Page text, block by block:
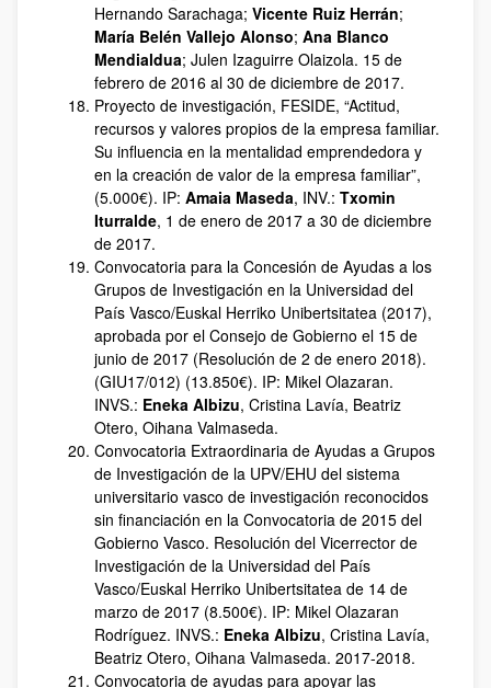
Hernando Sarachaga; Vicente Ruiz Herrán;
María Belén Vallejo Alonso; Ana Blanco
Mendialdua; Julen Izaguirre Olaizola. 15 de
febrero de 2016 al 30 de diciembre de 2017.
Proyecto de investigación, FESIDE, “Actitud,
recursos y valores propios de la empresa familiar.
Su influencia en la mentalidad emprendedora y
en la creación de valor de la empresa familiar”,
(5.000€). IP: Amaia Maseda, INV.: Txomin
Iturralde, 1 de enero de 2017 a 30 de diciembre
de 2017.
Convocatoria para la Concesión de Ayudas a los
Grupos de Investigación en la Universidad del
País Vasco/Euskal Herriko Unibertsitatea (2017),
aprobada por el Consejo de Gobierno el 15 de
junio de 2017 (Resolución de 2 de enero 2018).
(GIU17/012) (13.850€). IP: Mikel Olazaran.
INVS.: Eneka Albizu, Cristina Lavía, Beatriz
Otero, Oihana Valmaseda.
Convocatoria Extraordinaria de Ayudas a Grupos
de Investigación de la UPV/EHU del sistema
universitario vasco de investigación reconocidos
sin financiación en la Convocatoria de 2015 del
Gobierno Vasco. Resolución del Vicerrector de
Investigación de la Universidad del País
Vasco/Euskal Herriko Unibertsitatea de 14 de
marzo de 2017 (8.500€). IP: Mikel Olazaran
Rodríguez. INVS.: Eneka Albizu, Cristina Lavía,
Beatriz Otero, Oihana Valmaseda. 2017-2018.
Convocatoria de ayudas para apoyar las